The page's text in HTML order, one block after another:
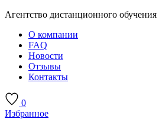
Агентство дистанционного обучения
О компании
FAQ
Новости
Отзывы
Контакты
0
Избранное